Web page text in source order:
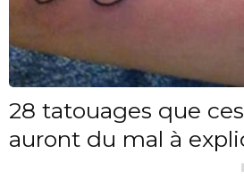
28 tatouages que
auront du mal à